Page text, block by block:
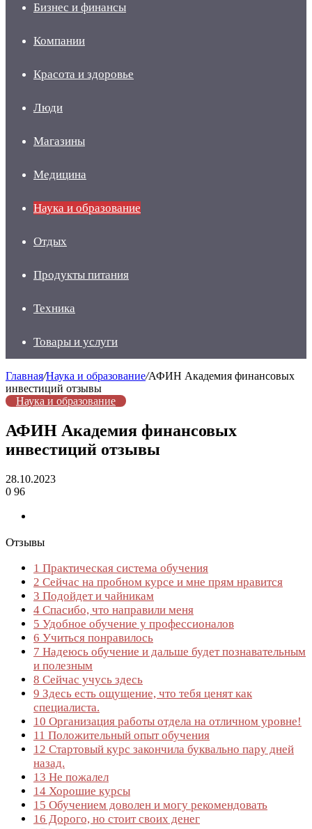
Бизнес и финансы
Компании
Красота и здоровье
Люди
Магазины
Медицина
Наука и образование
Отдых
Продукты питания
Техника
Товары и услуги
Главная/Наука и образование/АФИН Академия финансовых
инвестиций отзывы
Наука и образование
АФИН Академия финансовых
инвестиций отзывы
28.10.2023
0 96
Отзывы
1 Практическая система обучения
2 Сейчас на пробном курсе и мне прям нравится
3 Подойдет и чайникам
4 Спасибо, что направили меня
5 Удобное обучение у профессионалов
6 Учиться понравилось
7 Надеюсь обучение и дальше будет познавательным
и полезным
8 Сейчас учусь здесь
9 Здесь есть ощущение, что тебя ценят как
специалиста.
10 Организация работы отдела на отличном уровне!
11 Положительный опыт обучения
12 Стартовый курс закончила буквально пару дней
назад.
13 Не пожалел
14 Хорошие курсы
15 Обучением доволен и могу рекомендовать
16 Дорого, но стоит своих денег